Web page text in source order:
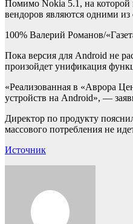
Помимо Nokia 5.1, на которой
вендоров являются одними
100% Валерий Романов/
Пока версия для Android не
произойдет унификация
«Реализованная в «Аврора
устройств на Android», —
Директор по продукту
массового потребления не
Источник